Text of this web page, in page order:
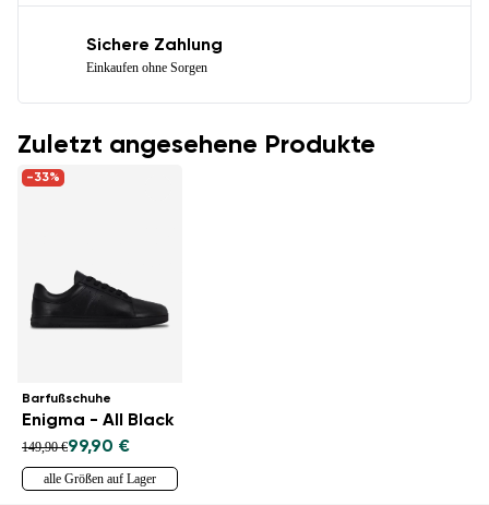
Sichere Zahlung
Einkaufen ohne Sorgen
Zuletzt angesehene Produkte
-33%
Barfußschuhe
Enigma - All Black
149,90 €99,90 €
alle Größen auf Lager